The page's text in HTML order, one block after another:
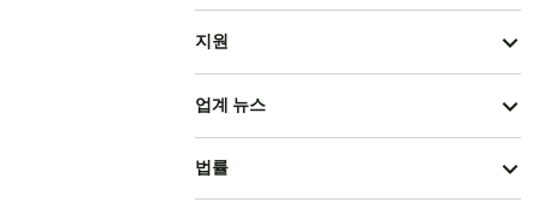
지원
업계 뉴스
법률